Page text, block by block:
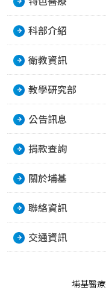
科部介紹
衛教資訊
教學研究部
公告訊息
捐款查詢
關於埔基
聯絡資訊
交通資訊
埔基醫